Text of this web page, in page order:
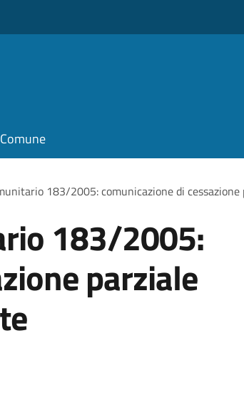
183/2005: comunicazione di
183/2005:
parziale